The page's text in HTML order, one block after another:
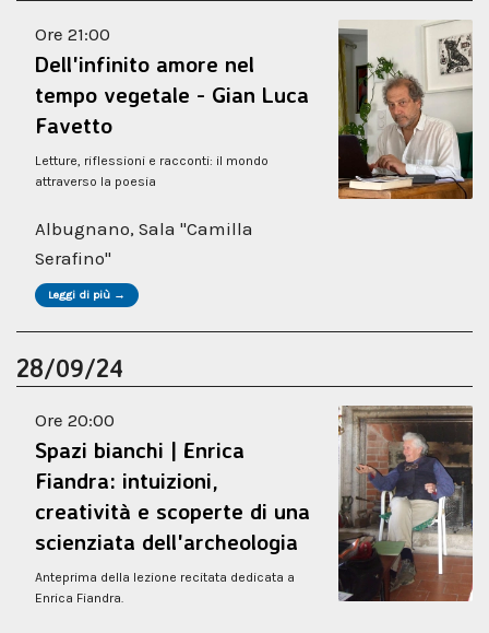
Ore 21:00
Dell'infinito amore nel
tempo vegetale - Gian Luca
Favetto
Letture, riflessioni e racconti: il mondo
attraverso la poesia
Albugnano, Sala "Camilla
Serafino"
Leggi di più →
28/09/24
Ore 20:00
Spazi bianchi | Enrica
Fiandra: intuizioni,
creatività e scoperte di una
scienziata dell'archeologia
Anteprima della lezione recitata dedicata a
Enrica Fiandra.